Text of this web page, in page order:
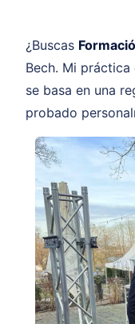
¿Buscas
Bech. Mi
se basa en una
probado